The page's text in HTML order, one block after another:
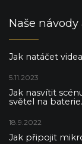
Naše
Jak natáčet
5.11.2023
Jak nasvítit
světel na baterie.
18.9.2022
Jak připojit